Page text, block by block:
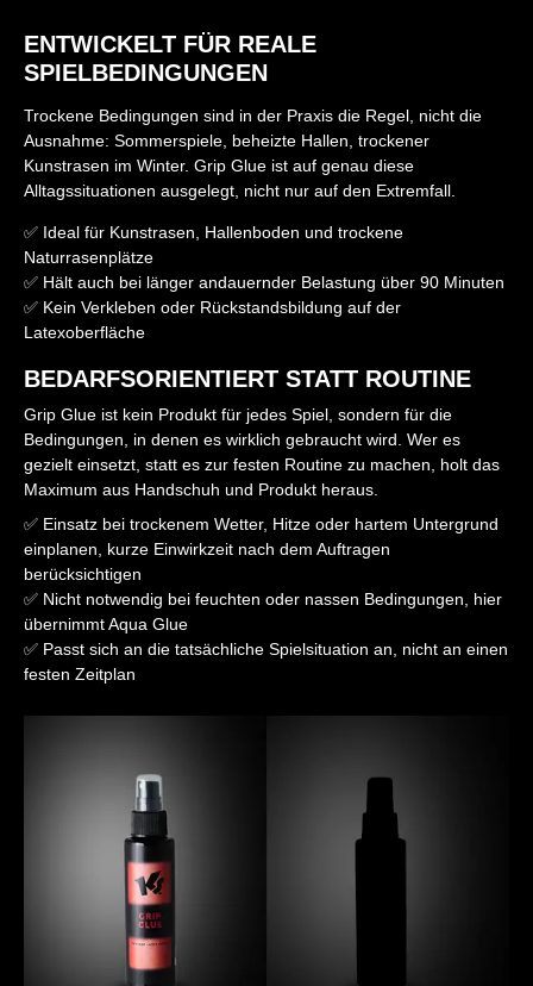
ENTWICKELT FÜR REALE
SPIELBEDINGUNGEN
Trockene Bedingungen sind in der Praxis die Regel, nicht die
Ausnahme: Sommerspiele, beheizte Hallen, trockener
Kunstrasen im Winter. Grip Glue ist auf genau diese
Alltagssituationen ausgelegt, nicht nur auf den Extremfall.
✅ Ideal für Kunstrasen, Hallenboden und trockene
Naturrasenplätze
✅ Hält auch bei länger andauernder Belastung über 90 Minuten
✅ Kein Verkleben oder Rückstandsbildung auf der
Latexoberfläche
BEDARFSORIENTIERT STATT ROUTINE
Grip Glue ist kein Produkt für jedes Spiel, sondern für die
Bedingungen, in denen es wirklich gebraucht wird. Wer es
gezielt einsetzt, statt es zur festen Routine zu machen, holt das
Maximum aus Handschuh und Produkt heraus.
✅ Einsatz bei trockenem Wetter, Hitze oder hartem Untergrund
einplanen, kurze Einwirkzeit nach dem Auftragen
berücksichtigen
✅ Nicht notwendig bei feuchten oder nassen Bedingungen, hier
übernimmt Aqua Glue
✅ Passt sich an die tatsächliche Spielsituation an, nicht an einen
festen Zeitplan